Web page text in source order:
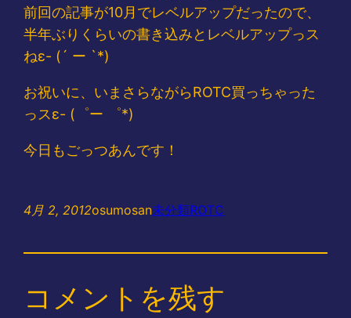
前回の記事が10月でレベルアップだったので、
半年ぶりくらいの書き込みとレベルアップっス
ねε- (´ ー `*)
お祝いに、いまさらながらROTC買っちゃった
っスε- (゜ー ゜*)
今日もごっつあんです！
4月 2, 2012osumosan未分類ROTC
コメントを残す